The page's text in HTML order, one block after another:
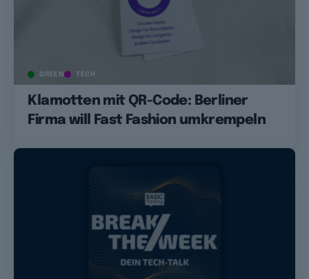
GREEN TECH
Klamotten mit QR-Code: Berliner
Firma will Fast Fashion umkrempeln